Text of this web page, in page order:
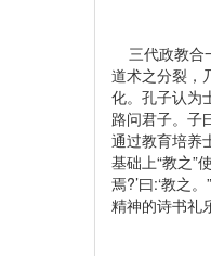
三代政教合
道术之分裂，
化。孔子认为
路问君子。子
通过教育培养
基础上“教之”
焉?’曰:‘教之
精神的诗书礼